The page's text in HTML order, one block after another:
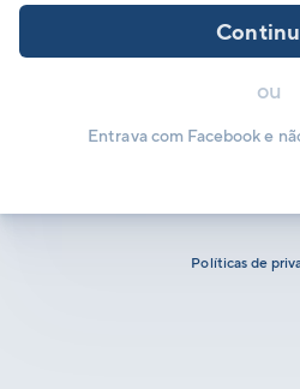
ou
Entrava com Facebook e
Políticas de